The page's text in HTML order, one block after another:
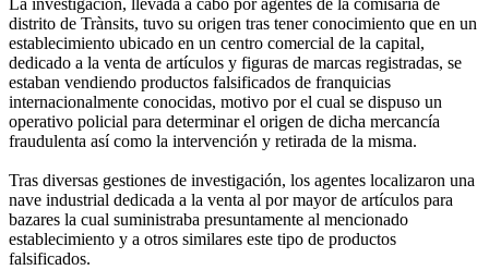
La investigación, llevada a cabo por agentes de la comisaría de
distrito de Trànsits, tuvo su origen tras tener conocimiento que en un
establecimiento ubicado en un centro comercial de la capital,
dedicado a la venta de artículos y figuras de marcas registradas, se
estaban vendiendo productos falsificados de franquicias
internacionalmente conocidas, motivo por el cual se dispuso un
operativo policial para determinar el origen de dicha mercancía
fraudulenta así como la intervención y retirada de la misma.
Tras diversas gestiones de investigación, los agentes localizaron una
nave industrial dedicada a la venta al por mayor de artículos para
bazares la cual suministraba presuntamente al mencionado
establecimiento y a otros similares este tipo de productos
falsificados.